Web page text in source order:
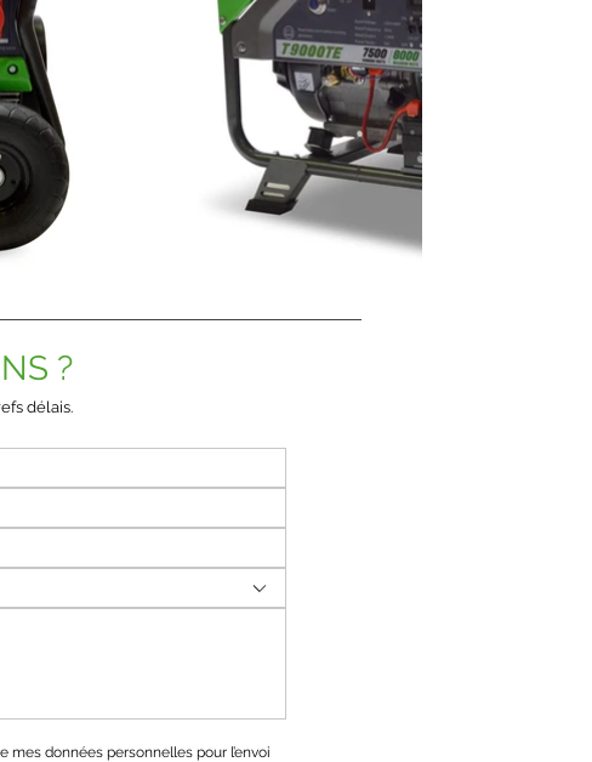
?
délais.
mes données personnelles pour l’envoi